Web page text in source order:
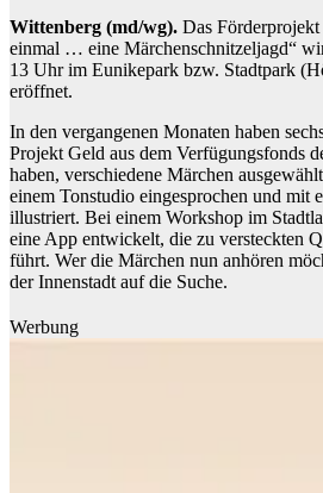
Wittenberg (md/wg). Das
einmal … eine Märchenschnitzeljagd“
13 Uhr im Eunikepark bzw. Stadtpark
eröffnet.
In den vergangenen Monaten haben
Projekt Geld aus dem Verfügungsfonds
haben, verschiedene Märchen
einem Tonstudio eingesprochen und mit
illustriert. Bei einem Workshop im
eine App entwickelt, die zu versteckten
führt. Wer die Märchen nun anhören
der Innenstadt auf die Suche.
Werbung